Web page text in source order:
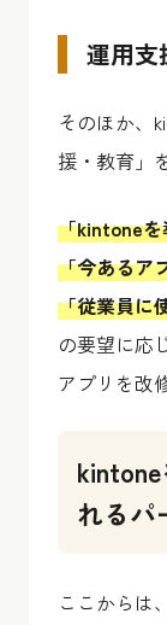
運用支
そのほか、
援・教育」
「kintoneを
「今あるア
「従業員に
の要望に応
アプリを改
れるパ
ここからは